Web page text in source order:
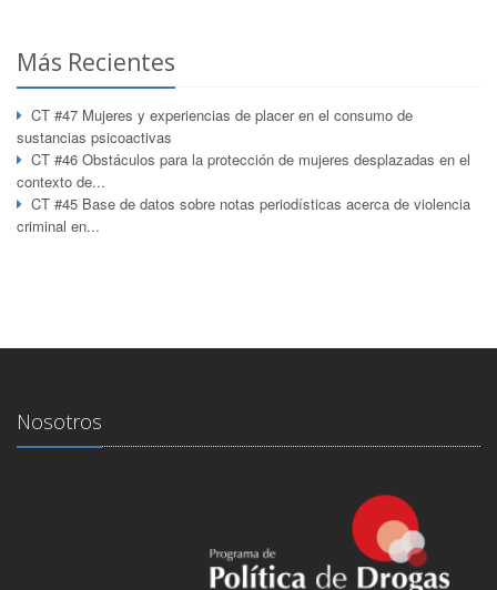
Más Recientes
CT #47 Mujeres y experiencias de placer en el consumo de
sustancias psicoactivas
CT #46 Obstáculos para la protección de mujeres desplazadas en el
contexto de...
CT #45 Base de datos sobre notas periodísticas acerca de violencia
criminal en...
Nosotros